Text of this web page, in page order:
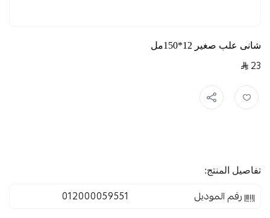
شانى علب صغير 12*150مل
23
تفاصيل المنتج:
رقم الموديل 012000059551